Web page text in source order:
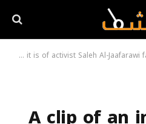
A clip of an injured young man in Tulkarm circulated with a claiming it is of